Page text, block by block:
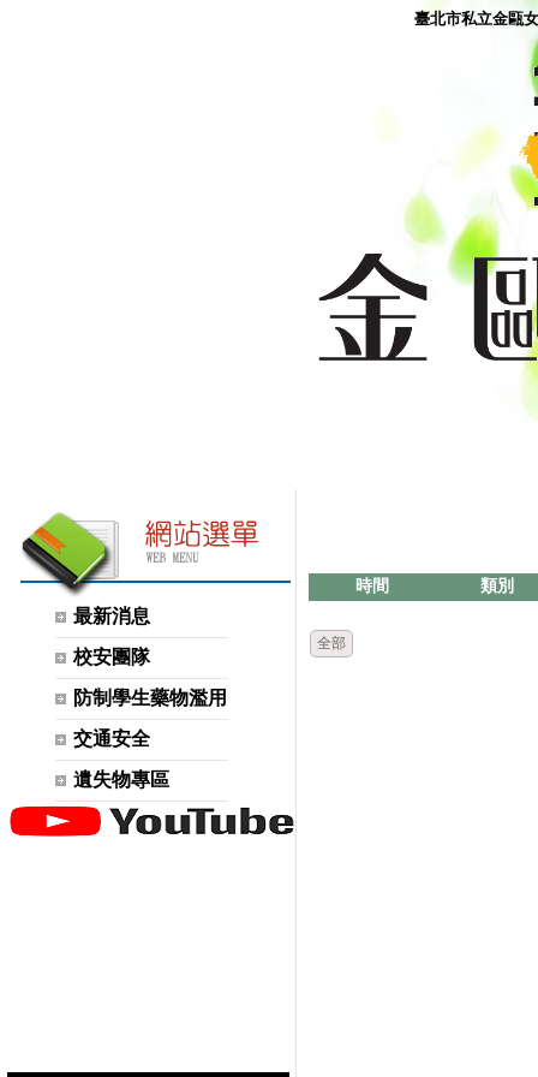
臺北市私立金甌
最新消息
校安團隊
防制學生藥物濫用
交通安全
遺失物專區
時間 類別
全部